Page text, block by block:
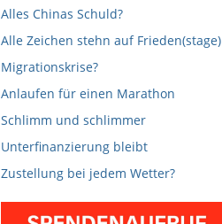
Alles Chinas Schuld?
Alle Zeichen stehn auf Frieden(stage)
Migrationskrise?
Anlaufen für einen Marathon
Schlimm und schlimmer
Unterfinanzierung bleibt
Zustellung bei jedem Wetter?